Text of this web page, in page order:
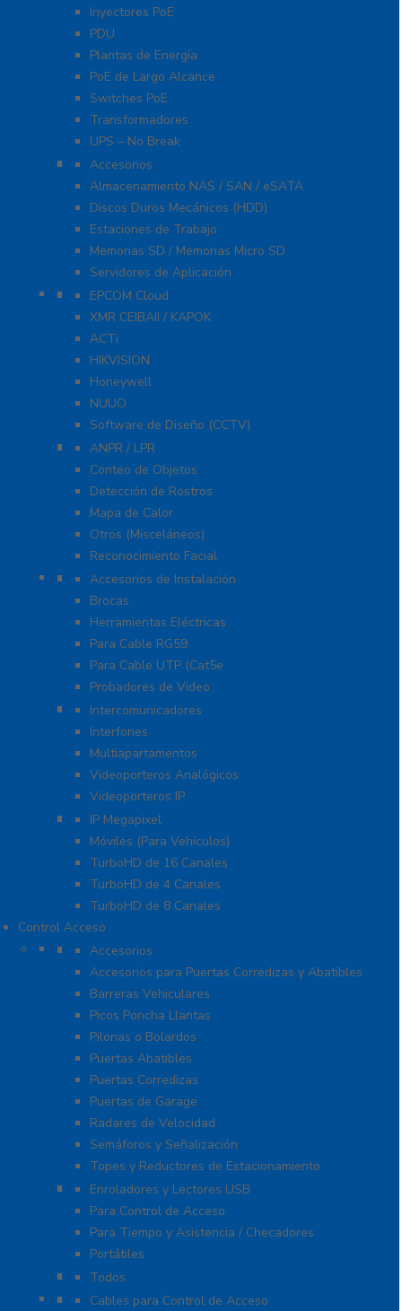
Inyectores PoE
PDU
Plantas de Energía
PoE de Largo Alcance
Switches PoE
Transformadores
UPS – No Break
Servidores / Almacenamiento
Accesorios
Almacenamiento NAS / SAN / eSATA
Discos Duros Mecánicos (HDD)
Estaciones de Trabajo
Memorias SD / Memorias Micro SD
Servidores de Aplicación
Software CMS / VMS / Hosting
EPCOM Cloud
XMR CEIBAII / KAPOK
ACTi
HIKVISION
Honeywell
NUUO
Software de Diseño (CCTV)
Videoanálisis
ANPR / LPR
Conteo de Objetos
Detección de Rostros
Mapa de Calor
Otros (Misceláneos)
Reconocimiento Facial
Herramientas
Accesorios de Instalación
Brocas
Herramientas Eléctricas
Para Cable RG59
Para Cable UTP (Cat5e
Probadores de Video
Video Porteros E Interfonos
Intercomunicadores
Interfones
Multiapartamentos
Videoporteros Analógicos
Videoporteros IP
Kits- Sistemas Completos
IP Megapixel
Móviles (Para Vehículos)
TurboHD de 16 Canales
TurboHD de 4 Canales
TurboHD de 8 Canales
Control Acceso
Acceso Vehicular
Accesorios
Accesorios para Puertas Corredizas y Abatibles
Barreras Vehiculares
Picos Poncha Llantas
Pilonas o Bolardos
Puertas Abatibles
Puertas Corredizas
Puertas de Garage
Radares de Velocidad
Semáforos y Señalización
Topes y Reductores de Estacionamiento
Biométricos
Enroladores y Lectores USB
Para Control de Acceso
Para Tiempo y Asistencia / Checadores
Portátiles
Administración de Hoteles
Todos
Accesorios
Cables para Control de Acceso